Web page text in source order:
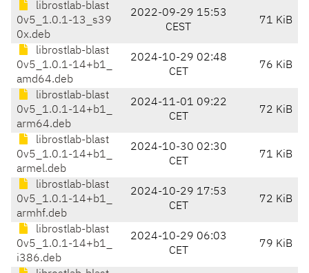
librostlab-blast
0v5_1.0.1-13_s39
0x.deb
2022-09-29 15:53
CEST
71 KiB
librostlab-blast
0v5_1.0.1-14+b1_
amd64.deb
2024-10-29 02:48
CET
76 KiB
librostlab-blast
0v5_1.0.1-14+b1_
arm64.deb
2024-11-01 09:22
CET
72 KiB
librostlab-blast
0v5_1.0.1-14+b1_
armel.deb
2024-10-30 02:30
CET
71 KiB
librostlab-blast
0v5_1.0.1-14+b1_
armhf.deb
2024-10-29 17:53
CET
72 KiB
librostlab-blast
0v5_1.0.1-14+b1_
i386.deb
2024-10-29 06:03
CET
79 KiB